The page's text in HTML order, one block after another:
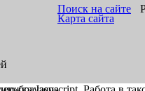
Поиск на сайте
Карта сайта